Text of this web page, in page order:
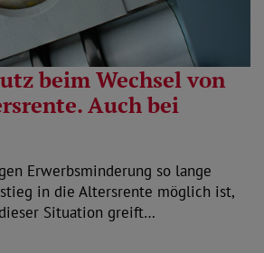
beim Wechsel von
Auch bei
Erwerbsminderung so lange
in die Altersrente möglich ist,
Situation greift…